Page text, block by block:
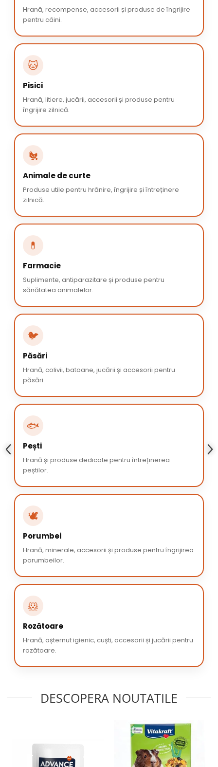
Hrană, recompense, accesorii și produse de îngrijire
pentru câini.
🐱
Pisici
Hrană, litiere, jucării, accesorii și produse pentru
îngrijire zilnică.
🐔
Animale de curte
Produse utile pentru hrănire, îngrijire și întreținere
zilnică.
💊
Farmacie
Suplimente, antiparazitare și produse pentru
sănătatea animalelor.
🐦
Păsări
Hrană, colivii, batoane, jucării și accesorii pentru
păsări.
🐟
Pești
Hrană și produse dedicate pentru întreținerea
peștilor.
🕊️
Porumbei
Hrană, minerale, accesorii și produse pentru îngrijirea
porumbeilor.
🐹
Rozătoare
Hrană, așternut igienic, cuști, accesorii și jucării pentru
rozătoare.
DESCOPERA NOUTATILE